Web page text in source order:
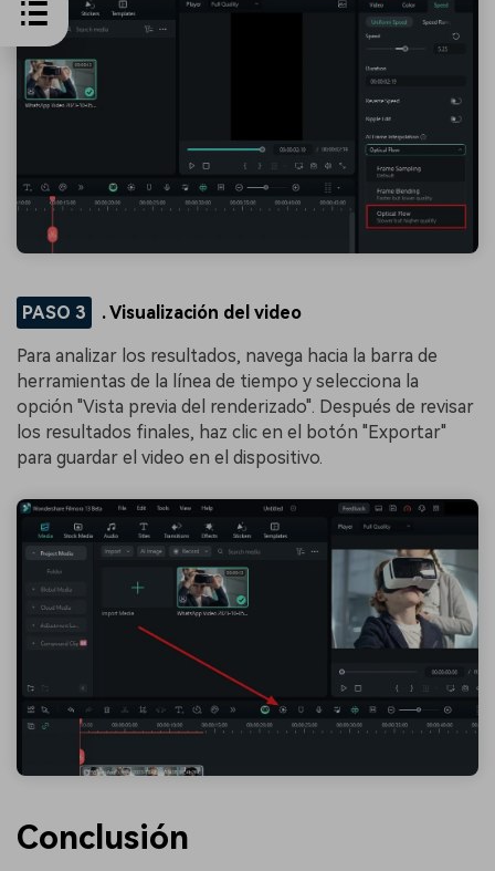
󠀰PASO 3 . Visualización del video
Para analizar los resultados, navega hacia la barra de
herramientas de la línea de tiempo y selecciona la
opción "Vista previa del renderizado". Después de revisar
los resultados finales, haz clic en el botón "Exportar"
para guardar el video en el dispositivo.
Conclusión